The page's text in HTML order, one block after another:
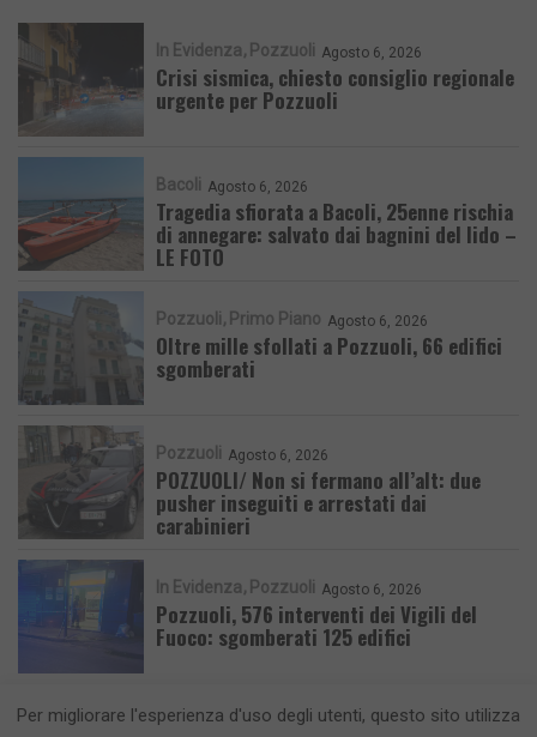
In Evidenza Pozzuoli Agosto 6, 2026
Crisi sismica, chiesto consiglio regionale
urgente per Pozzuoli
Bacoli Agosto 6, 2026
Tragedia sfiorata a Bacoli, 25enne rischia
di annegare: salvato dai bagnini del lido –
LE FOTO
Pozzuoli Primo Piano Agosto 6, 2026
Oltre mille sfollati a Pozzuoli, 66 edifici
sgomberati
Pozzuoli Agosto 6, 2026
POZZUOLI/ Non si fermano all’alt: due
pusher inseguiti e arrestati dai
carabinieri
In Evidenza Pozzuoli Agosto 6, 2026
Pozzuoli, 576 interventi dei Vigili del
Fuoco: sgomberati 125 edifici
Per migliorare l'esperienza d'uso degli utenti, questo sito utilizza